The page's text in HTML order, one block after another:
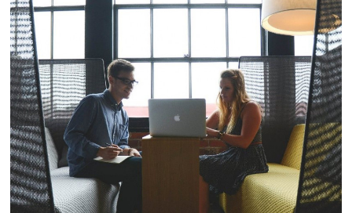
その他
ドキドキ
仕事とキャリア
特集
占い・診断